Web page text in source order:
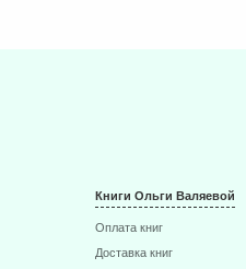
Книги Ольги Валяевой
Оплата книг
Доставка книг